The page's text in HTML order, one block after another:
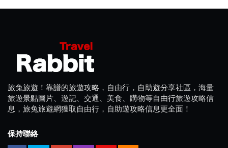
旅兔旅遊！靠譜的旅遊攻略，自由行，自助遊分享社區，海量
旅遊景點圖片、遊記、交通、美食、購物等自由行旅遊攻略信
息，旅兔旅遊網獲取自由行，自助遊攻略信息更全面！
保持聯絡